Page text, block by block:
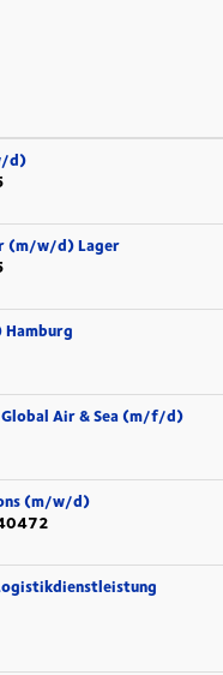
d)
(m/w/d) Lager
Air & Sea (m/f/d)
(m/w/d)